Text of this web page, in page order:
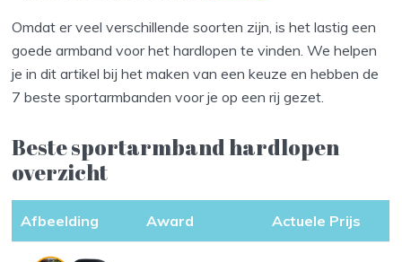
Omdat er veel verschillende soorten zijn, is het lastig een
goede armband voor het hardlopen te vinden. We helpen
je in dit artikel bij het maken van een keuze en hebben de
7 beste sportarmbanden voor je op een rij gezet.
Beste sportarmband hardlopen
overzicht
Afbeelding Award Actuele Prijs